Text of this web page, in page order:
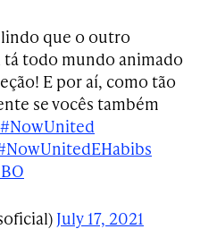
que o outro
todo mundo animado
E por aí, como tão
se vocês também
#NowUnited
July 17, 2021